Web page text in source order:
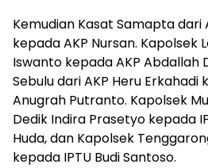
Kemudian Kasat Samapta dari
kepada AKP Nursan. Kapolsek
Iswanto kepada AKP Abdallah
Sebulu dari AKP Heru Erkahadi
Anugrah Putranto. Kapolsek
Dedik Indira Prasetyo kepada
Huda, dan Kapolsek
kepada IPTU Budi Santoso.